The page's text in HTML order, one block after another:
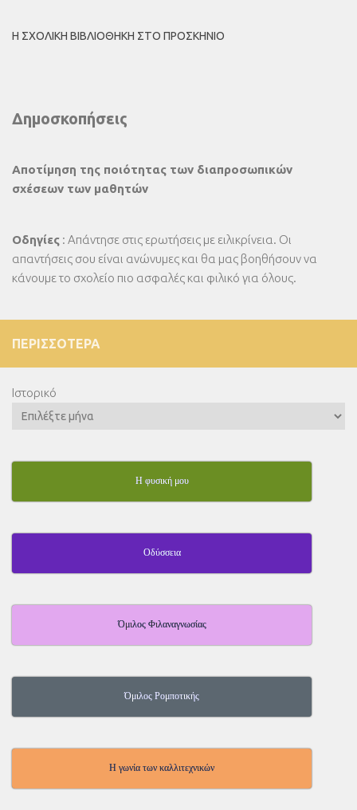
Η ΣΧΟΛΙΚΉ ΒΙΒΛΙΟΘΉΚΗ ΣΤΟ ΠΡΟΣΚΉΝΙΟ
Δημοσκοπήσεις
Αποτίμηση της ποιότητας των διαπροσωπικών
σχέσεων των μαθητών
Οδηγίες : Απάντησε στις ερωτήσεις με ειλικρίνεια. Οι
απαντήσεις σου είναι ανώνυμες και θα μας βοηθήσουν να
κάνουμε το σχολείο πιο ασφαλές και φιλικό για όλους.
ΠΕΡΙΣΣΌΤΕΡΑ
Ιστορικό
Η φυσική μου
Οδύσσεια
Όμιλος Φιλαναγνωσίας
Όμιλος Ρομποτικής
Η γωνία των καλλιτεχνικών